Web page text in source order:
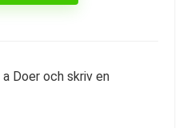
Doer och skriv en